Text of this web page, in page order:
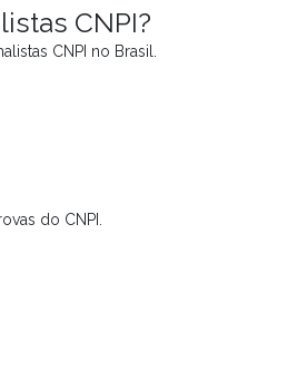
CNPI?
CNPI no Brasil.
do CNPI.